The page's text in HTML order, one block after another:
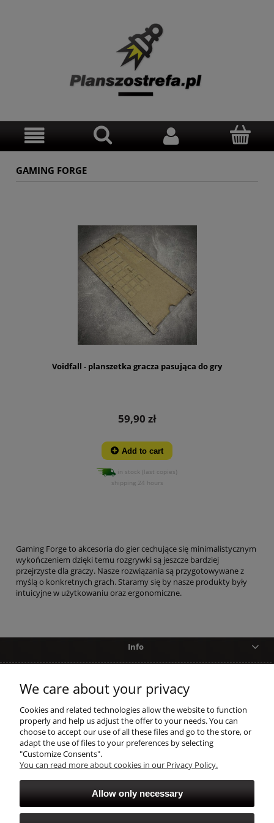
GAMING FORGE
Voidfall - planszetka gracza pasująca do gry
59,90 zł
Add to cart
in stock (last copies)
shipping 24 hours
Gaming Forge to akcesoria do gier cechujące się minimalistycznym
wykończeniem dzięki temu rozgrywki są jeszcze bardziej
przejrzyste dla graczy. Nasze rozwiązania są przygotowywane z
myślą o konkretnych grach. Staramy się by nasze produkty były
intuicyjne w użytkowaniu oraz ergonomiczne.
Info
shopping
account
We care about your privacy
Cookies and related technologies allow the website to function
properly and help us adjust the offer to your needs. You can
choose to accept our use of all these files and go to the store, or
adapt the use of files to your preferences by selecting
"Customize Consents".
You can read more about cookies in our Privacy Policy.
Allow only necessary